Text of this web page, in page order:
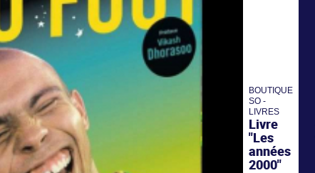
BOUTIQUE
SO -
LIVRES
Livre
"Les
années
2000"